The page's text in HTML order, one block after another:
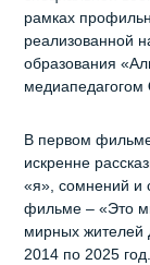
рамках
реализованной
образования
медиапедагогом
В первом
искренне
«я», сомнений и
фильме – «Это
мирных жителей
2014 по 2025